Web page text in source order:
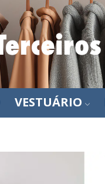
VESTUÁRIO